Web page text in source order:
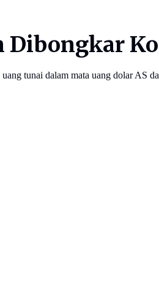
Dibongkar
tunai dalam mata uang dolar AS